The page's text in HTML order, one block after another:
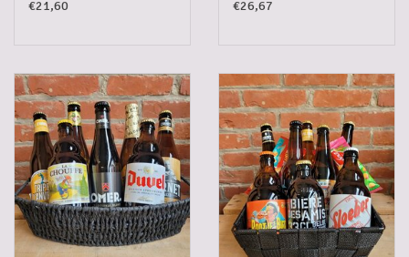
Mixdozen
Sweets
5-6l vaten
Promoties
€21,60
€26,67